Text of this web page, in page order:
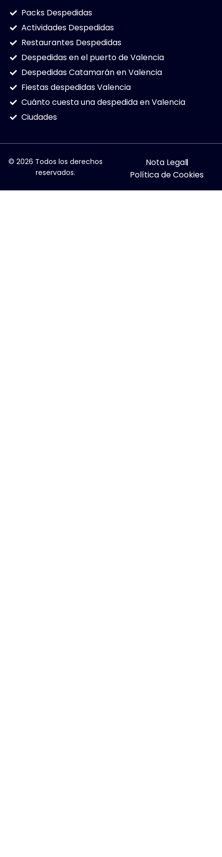
Packs Despedidas
Actividades Despedidas
Restaurantes Despedidas
Despedidas en el puerto de Valencia
Despedidas Catamarán en Valencia
Fiestas despedidas Valencia
Cuánto cuesta una despedida en Valencia
Ciudades
© 2026 Todos los derechos
reservados.
Nota Legal
Política de Cookies